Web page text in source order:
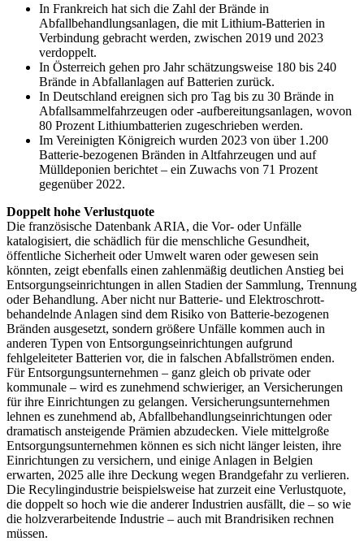
In Frankreich hat sich die Zahl der Brände in
Abfallbehandlungsanlagen, die mit Lithium-Batterien in
Verbindung gebracht werden, zwischen 2019 und 2023
verdoppelt.
In Österreich gehen pro Jahr schätzungsweise 180 bis 240
Brände in Abfallanlagen auf Batterien zurück.
In Deutschland ereignen sich pro Tag bis zu 30 Brände in
Abfallsammelfahrzeugen oder -aufbereitungsanlagen, wovon
80 Prozent Lithiumbatterien zugeschrieben werden.
Im Vereinigten Königreich wurden 2023 von über 1.200
Batterie-bezogenen Bränden in Altfahrzeugen und auf
Mülldeponien berichtet – ein Zuwachs von 71 Prozent
gegenüber 2022.
Doppelt hohe Verlustquote
Die französische Datenbank ARIA, die Vor- oder Unfälle
katalogisiert, die schädlich für die menschliche Gesundheit,
öffentliche Sicherheit oder Umwelt waren oder gewesen sein
könnten, zeigt ebenfalls einen zahlenmäßig deutlichen Anstieg bei
Entsorgungseinrichtungen in allen Stadien der Sammlung, Trennung
oder Behandlung. Aber nicht nur Batterie- und Elektroschrott-
behandelnde Anlagen sind dem Risiko von Batterie-bezogenen
Bränden ausgesetzt, sondern größere Unfälle kommen auch in
anderen Typen von Entsorgungseinrichtungen aufgrund
fehlgeleiteter Batterien vor, die in falschen Abfallströmen enden.
Für Entsorgungsunternehmen – ganz gleich ob private oder
kommunale – wird es zunehmend schwieriger, an Versicherungen
für ihre Einrichtungen zu gelangen. Versicherungsunternehmen
lehnen es zunehmend ab, Abfallbehandlungseinrichtungen oder
dramatisch ansteigende Prämien abzudecken. Viele mittelgroße
Entsorgungsunternehmen können es sich nicht länger leisten, ihre
Einrichtungen zu versichern, und einige Anlagen in Belgien
erwarten, 2025 alle ihre Deckung wegen Brandgefahr zu verlieren.
Die Recylingindustrie beispielsweise hat zurzeit eine Verlustquote,
die doppelt so hoch wie die anderer Industrien ausfällt, die – so wie
die holzverarbeitende Industrie – auch mit Brandrisiken rechnen
müssen.